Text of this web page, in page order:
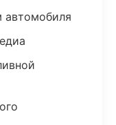
автомобиля